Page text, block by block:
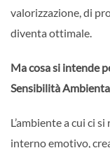
valorizzazione, di
diventa ottimale.
Ma cosa si intende
Sensibilità
L’ambiente a cui ci
interno emotivo,